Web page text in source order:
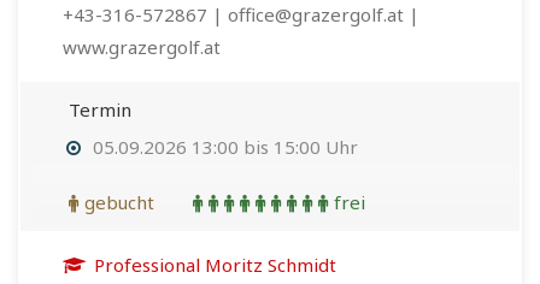
+43-316-572867 | office@grazergolf.at |
www.grazergolf.at
Termin
05.09.2026 13:00 bis 15:00 Uhr
gebucht frei
Professional Moritz Schmidt